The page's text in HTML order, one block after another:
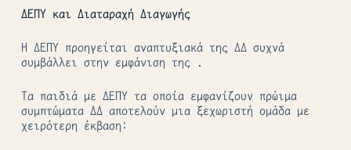
ΔΕΠΥ και Διαταραχή Διαγωγής
Η ΔΕΠΥ προηγείται αναπτυξιακά της ΔΔ συχνά
συμβάλλει στην εμφάνιση της .
Τα παιδιά με ΔΕΠΥ τα οποία εμφανίζουν πρώιμα
συμπτώματα ΔΔ αποτελούν μια ξεχωριστή ομάδα με
χειρότερη έκβαση: